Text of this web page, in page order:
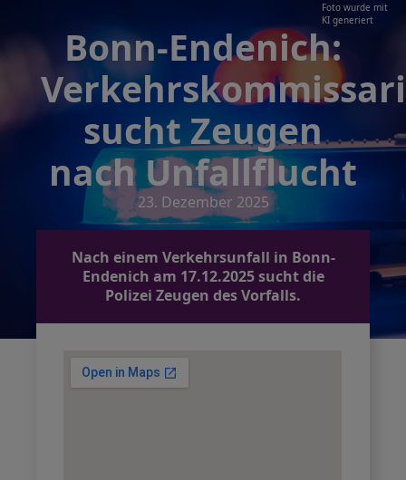
Foto wurde mit
KI generiert
Bonn-Endenich:
sucht Zeugen
nach Unfallflucht
23. Dezember 2025
Nach einem Verkehrsunfall in Bonn-
Endenich am 17.12.2025 sucht die
Polizei Zeugen des Vorfalls.